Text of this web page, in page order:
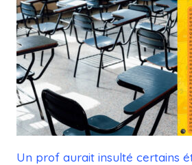
Un prof aurait insulté certains